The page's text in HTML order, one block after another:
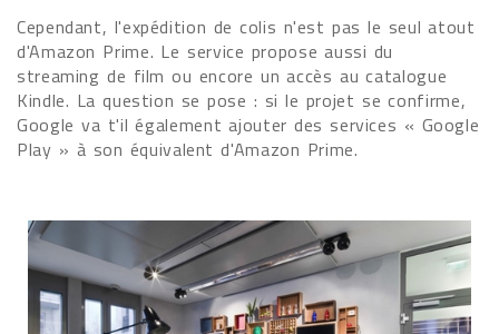
Cependant, l'expédition de colis n'est pas le seul atout
d'Amazon Prime. Le service propose aussi du
streaming de film ou encore un accès au catalogue
Kindle. La question se pose : si le projet se confirme,
Google va t'il également ajouter des services « Google
Play » à son équivalent d'Amazon Prime.